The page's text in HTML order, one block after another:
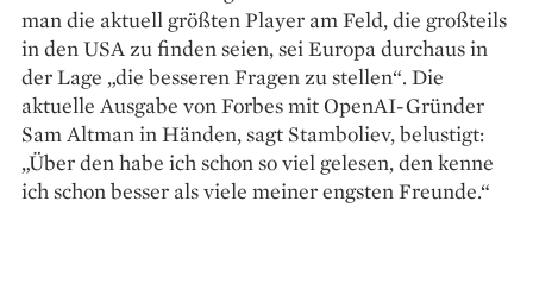
man die aktuell größten Player am Feld, die großteils
in den USA zu finden seien, sei Europa durchaus in
der Lage „die besseren Fragen zu stellen“. Die
aktuelle Ausgabe von Forbes mit OpenAI-Gründer
Sam Altman in Händen, sagt Stamboliev, belustigt:
„Über den habe ich schon so viel gelesen, den kenne
ich schon besser als viele meiner engsten Freunde.“